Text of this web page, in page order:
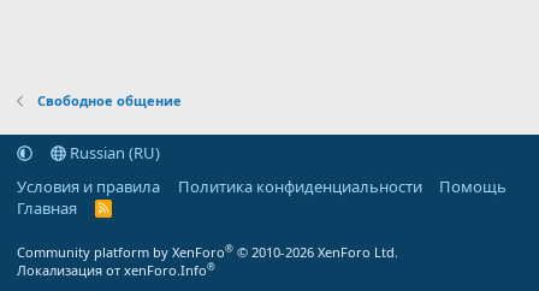
Свободное общение
Russian (RU)
Условия и правила
Политика конфиденциальности
Помощь
Главная
R
Community platform by XenForo® © 2010-2026 XenForo Ltd.
Локализация от xenForo.Info®